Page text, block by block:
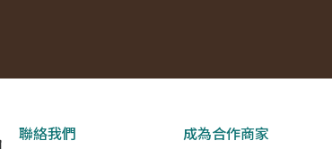
聯絡我們
成為合作商家